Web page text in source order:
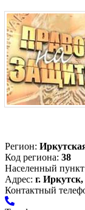
Регион:
Код региона: 38
Населенный
Адрес: г.
Контактный